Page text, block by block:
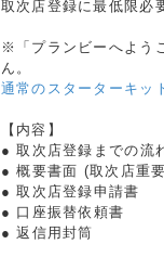
取次店登録に最低限必
※「プランビーへよう
ん。
通常のスターターキッ
【内容】
● 取次店登録までの流
● 概要書面 (取次店重
● 取次店登録申請書
● 口座振替依頼書
● 返信用封筒